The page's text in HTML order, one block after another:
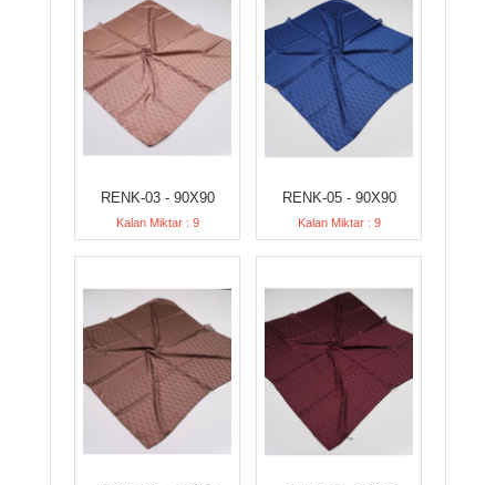
RENK-03 - 90X90
Kalan Miktar : 9
RENK-05 - 90X90
Kalan Miktar : 9